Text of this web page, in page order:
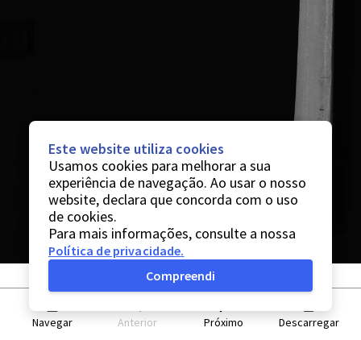
Navegar Anterior Próximo Descarregar
Este website utiliza cookies
Usamos cookies para melhorar a sua
experiência de navegação. Ao usar o nosso
website, declara que concorda com o uso
de cookies.
Para mais informações, consulte a nossa
Política de privacidade.
Compreendi